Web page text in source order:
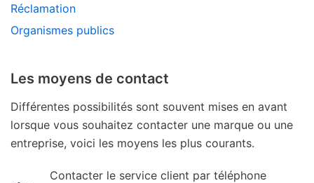
Réclamation
Organismes publics
Les moyens de contact
Différentes possibilités sont souvent mises en avant
lorsque vous souhaitez contacter une marque ou une
entreprise, voici les moyens les plus courants.
Contacter le service client par téléphone